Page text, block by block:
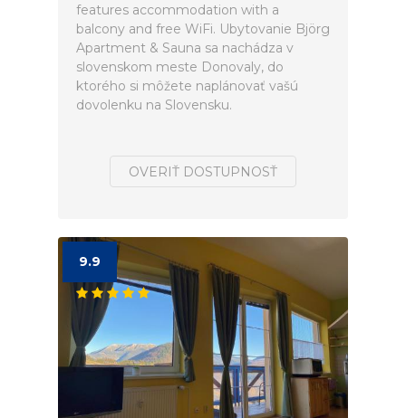
features accommodation with a
balcony and free WiFi. Ubytovanie Björg
Apartment & Sauna sa nachádza v
slovenskom meste Donovaly, do
ktorého si môžete naplánovať vašú
dovolenku na Slovensku.
OVERIŤ DOSTUPNOSŤ
9.9